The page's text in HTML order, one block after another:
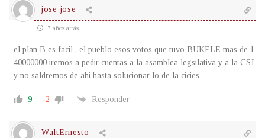
jose jose
7 años atrás
el plan B es facil , el pueblo esos votos que tuvo BUKELE mas de 1
40000000 iremos a pedir cuentas a la asamblea legsilativa y a la CSJ
y no saldremos de ahi hasta solucionar lo de la cicies
9 -2 Responder
WaltErnesto